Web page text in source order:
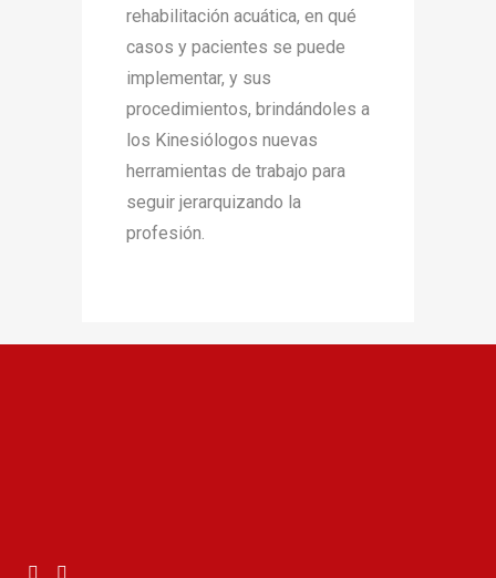
rehabilitación acuática, en qué
casos y pacientes se puede
implementar, y sus
procedimientos, brindándoles a
los Kinesiólogos nuevas
herramientas de trabajo para
seguir jerarquizando la
profesión.